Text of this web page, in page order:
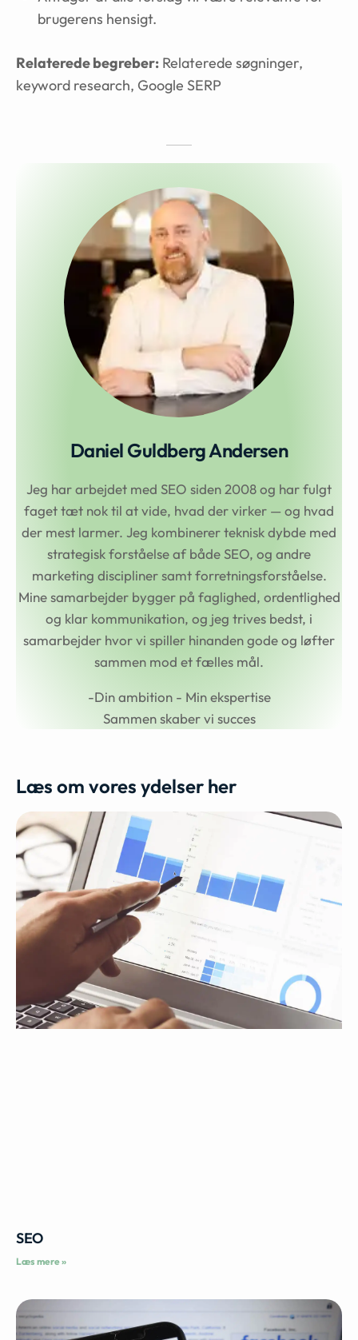
brugerens hensigt.
Relaterede begreber: Relaterede søgninger,
keyword research, Google SERP
Daniel Guldberg Andersen
Jeg har arbejdet med SEO siden 2008 og har fulgt
faget tæt nok til at vide, hvad der virker — og hvad
der mest larmer. Jeg kombinerer teknisk dybde med
strategisk forståelse af både SEO, og andre
marketing discipliner samt forretningsforståelse.
Mine samarbejder bygger på faglighed, ordentlighed
og klar kommunikation, og jeg trives bedst, i
samarbejder hvor vi spiller hinanden gode og løfter
sammen mod et fælles mål.
-Din ambition - Min ekspertise
Sammen skaber vi succes
Læs om vores ydelser her
SEO
Læs mere »